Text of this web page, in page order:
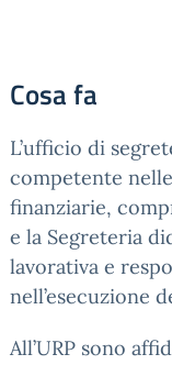
Cosa fa
L’ufficio di
competente
finanziarie,
e la Segreteria
lavorativa e
nell’esecuzione
All’URP sono